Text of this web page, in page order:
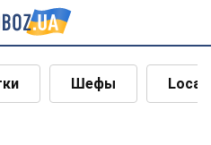
Шефы Local